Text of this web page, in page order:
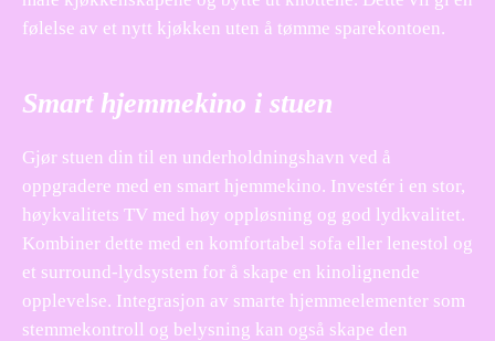
følelse av et nytt kjøkken uten å tømme sparekontoen.
Smart hjemmekino i stuen
Gjør stuen din til en underholdningshavn ved å
oppgradere med en smart hjemmekino. Investér i en stor,
høykvalitets TV med høy oppløsning og god lydkvalitet.
Kombiner dette med en komfortabel sofa eller lenestol og
et surround-lydsystem for å skape en kinolignende
opplevelse. Integrasjon av smarte hjemmeelementer som
stemmekontroll og belysning kan også skape den